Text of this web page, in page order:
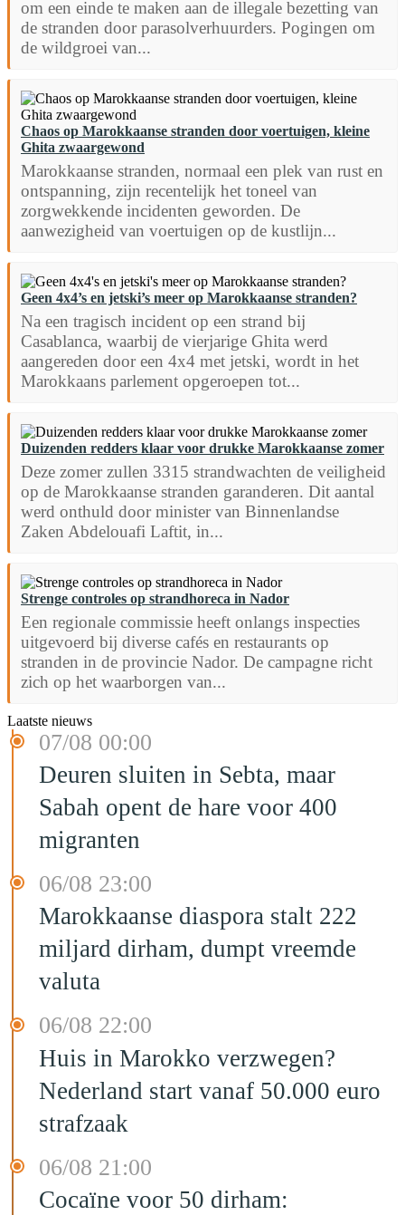
om een einde te maken aan de illegale bezetting van
de stranden door parasolverhuurders. Pogingen om
de wildgroei van...
Chaos op Marokkaanse stranden door voertuigen, kleine
Ghita zwaargewond
Marokkaanse stranden, normaal een plek van rust en
ontspanning, zijn recentelijk het toneel van
zorgwekkende incidenten geworden. De
aanwezigheid van voertuigen op de kustlijn...
Geen 4x4’s en jetski’s meer op Marokkaanse stranden?
Na een tragisch incident op een strand bij
Casablanca, waarbij de vierjarige Ghita werd
aangereden door een 4x4 met jetski, wordt in het
Marokkaans parlement opgeroepen tot...
Duizenden redders klaar voor drukke Marokkaanse zomer
Deze zomer zullen 3315 strandwachten de veiligheid
op de Marokkaanse stranden garanderen. Dit aantal
werd onthuld door minister van Binnenlandse
Zaken Abdelouafi Laftit, in...
Strenge controles op strandhoreca in Nador
Een regionale commissie heeft onlangs inspecties
uitgevoerd bij diverse cafés en restaurants op
stranden in de provincie Nador. De campagne richt
zich op het waarborgen van...
Laatste nieuws
07/08 00:00
Deuren sluiten in Sebta, maar
Sabah opent de hare voor 400
migranten
06/08 23:00
Marokkaanse diaspora stalt 222
miljard dirham, dumpt vreemde
valuta
06/08 22:00
Huis in Marokko verzwegen?
Nederland start vanaf 50.000 euro
strafzaak
06/08 21:00
Cocaïne voor 50 dirham: